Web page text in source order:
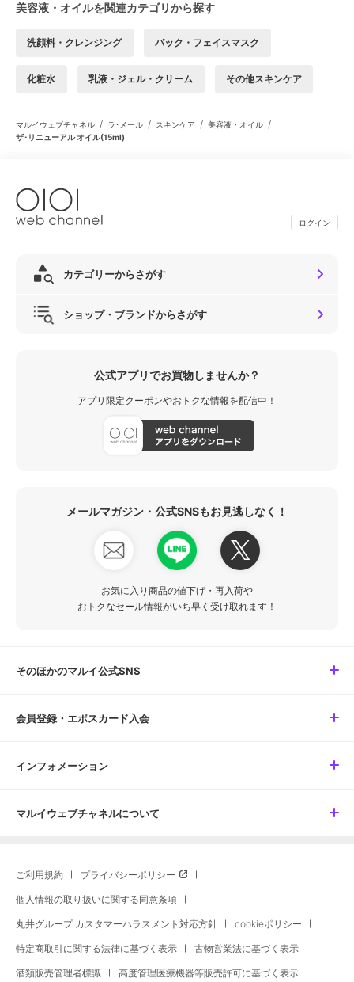
美容液・オイルを関連カテゴリから探す
洗顔料・クレンジング パック・フェイスマスク
化粧水 乳液・ジェル・クリーム その他スキンケア
マルイウェブチャネル / ラ･メール / スキンケア / 美容液・オイル /
ザ･リニューアル オイル(15ml)
ログイン
カテゴリーからさがす
ショップ・ブランドからさがす
公式アプリでお買物しませんか？
アプリ限定クーポンやおトクな情報を配信中！
メールマガジン・公式SNSもお見逃しなく！
お気に入り商品の値下げ・再入荷や
おトクなセール情報がいち早く受け取れます！
そのほかのマルイ公式SNS
会員登録・エポスカード入会
インフォメーション
マルイウェブチャネルについて
ご利用規約 プライバシーポリシー
個人情報の取り扱いに関する同意条項
丸井グループ カスタマーハラスメント対応方針 cookieポリシー
特定商取引に関する法律に基づく表示 古物営業法に基づく表示
酒類販売管理者標識 高度管理医療機器等販売許可に基づく表示